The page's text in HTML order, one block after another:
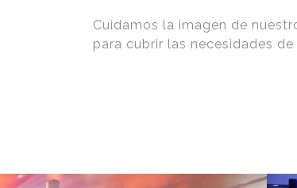
Cuidamos la imagen de
para cubrir las necesidades